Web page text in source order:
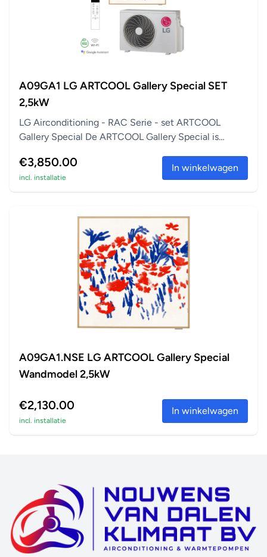
A09GA1 LG ARTCOOL Gallery Special SET
2,5kW
LG Airconditioning - RAC Serie - set ARTCOOL
Gallery Special De ARTCOOL Gallery Special is
€3,850.00
incl. installatie
In winkelwagen
A09GA1.NSE LG ARTCOOL Gallery Special
Wandmodel 2,5kW
€2,130.00
incl. installatie
In winkelwagen